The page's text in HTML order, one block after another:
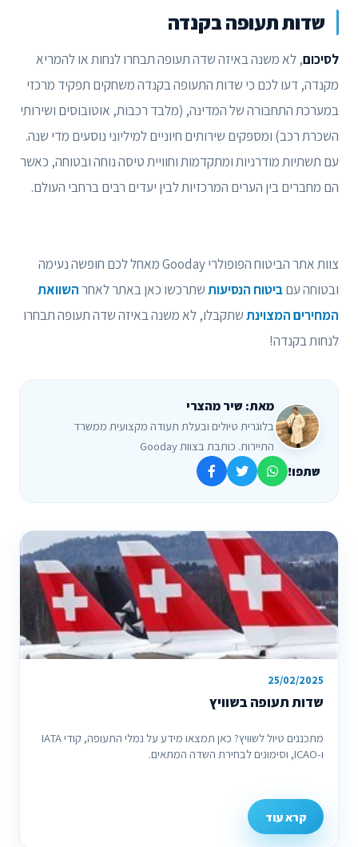
שדות תעופה בקנדה
לסיכום, לא משנה באיזה שדה תעופה תבחרו לנחות או להמריא
מקנדה, דעו לכם כי שדות התעופה בקנדה משחקים תפקיד מרכזי
במערכת התחבורה של המדינה, (מלבד רכבות, אוטובוסים ושירותי
השכרת רכב) ומספקים שירותים חיוניים למיליוני נוסעים מדי שנה.
עם תשתיות מודרניות ומתקדמות וחוויית טיסה נוחה ובטוחה, כאשר
הם מחברים בין הערים המרכזיות לבין יעדים רבים ברחבי העולם.
צוות אתר הביטוח הפופולרי Gooday מאחל לכם חופשה נעימה
ובטוחה עםביטוח הנסיעותשתרכשו כאן באתר לאחרהשוואת
המחירים המצוינתשתקבלו, לא משנה באיזה שדה תעופה תבחרו
לנחות בקנדה!
מאת: שיר מהצרי
בלוגרית טיולים ובעלת תעודה מקצועית ממשרד
התיירות. כותבת בצוות Gooday
שתפו!
25/02/2025
שדות תעופה בשוויץ
מתכננים טיול לשוויץ? כאן תמצאו מידע על נמלי התעופה, קודי IATA
ו-ICAO, וסימונים לבחירת השדה המתאים.
קרא עוד